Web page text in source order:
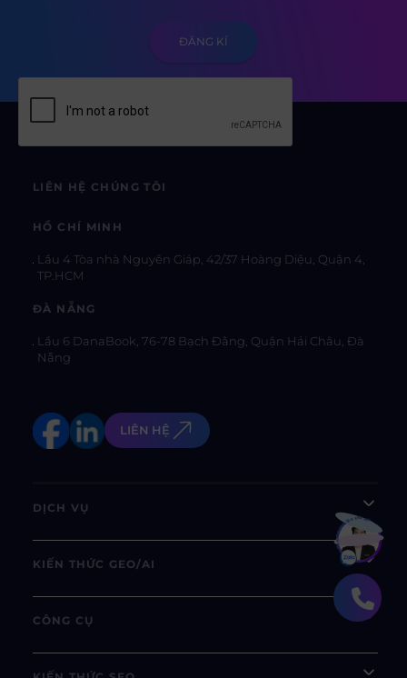
LIÊN HỆ CHÚNG TÔI
HỒ CHÍ MINH
Lầu 4 Tòa nhà Nguyên Giáp, 42/37 Hoàng Diệu, Quận 4,
TP.HCM
ĐÀ NẴNG
Lầu 6 DanaBook, 76-78 Bạch Đằng, Quận Hải Châu, Đà
Nẵng
LIÊN HỆ
DỊCH VỤ
KIẾN THỨC GEO/AI
CÔNG CỤ
Bạn muốn hiểu thêm?Xem chi tiết